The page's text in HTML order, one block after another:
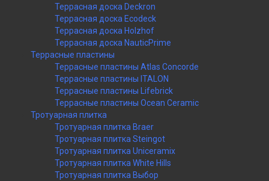
Террасная доска Deckron
Террасная доска Ecodeck
Террасная доска Holzhof
Террасная доска NauticPrime
Террасные пластины
Террасные пластины Atlas Concorde
Террасные пластины ITALON
Террасные пластины Lifebrick
Террасные пластины Ocean Ceramic
Тротуарная плитка
Тротуарная плитка Braer
Тротуарная плитка Steingot
Тротуарная плитка Uniceramix
Тротуарная плитка White Hills
Тротуарная плитка Выбор